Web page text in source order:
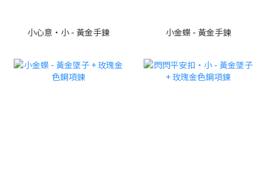
小心意・小 - 黃金手鍊 小金蝶 - 黃金手鍊